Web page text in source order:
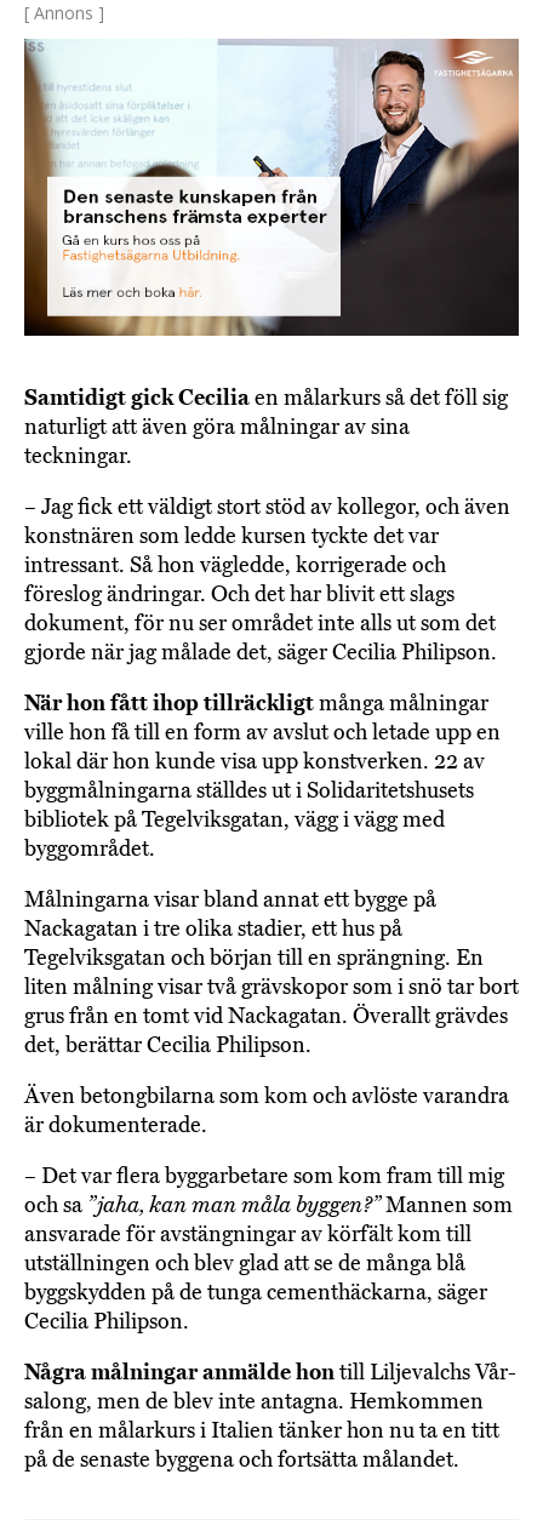
[ Annons ]
Samtidigt gick Ceciliaen målarkurs så det föll sig
naturligt att även göra målningar av sina
teckningar.
– Jag fick ett väldigt stort stöd av kollegor, och även
konstnären som ledde kursen tyckte det var
intressant. Så hon vägledde, korrigerade och
föreslog ändringar. Och det har blivit ett slags
dokument, för nu ser området inte alls ut som det
gjorde när jag målade det, säger Cecilia Philipson.
När hon fått ihop tillräckligtmånga målningar
ville hon få till en form av avslut och letade upp en
lokal där hon kunde visa upp konstverken. 22 av
byggmålningarna ställdes ut i Solidaritetshusets
bibliotek på Tegelviksgatan, vägg i vägg med
byggområdet.
Målningarna visar bland annat ett bygge på
Nackagatan i tre olika stadier, ett hus på
Tegelviksgatan och början till en sprängning. En
liten målning visar två grävskopor som i snö tar bort
grus från en tomt vid Nackagatan. Överallt grävdes
det, berättar Cecilia Philipson.
Även betongbilarna som kom och avlöste varandra
är dokumenterade.
– Det var flera byggarbetare som kom fram till mig
och sa ”jaha, kan man måla byggen?”Mannen som
ansvarade för avstängningar av körfält kom till
utställningen och blev glad att se de många blå
byggskydden på de tunga cementhäckarna, säger
Cecilia Philipson.
Några målningar anmälde hontill Liljevalchs Vår-
salong, men de blev inte antagna. Hemkommen
från en målarkurs i Italien tänker hon nu ta en titt
på de senaste byggena och fortsätta målandet.